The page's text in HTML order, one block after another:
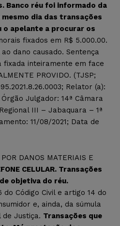
Banco réu foi informado da
dia das transações
apelante a procurar os
fixados em R$ 5.000.00.
dano causado. Sentença
fixada inteiramente em face
PROVIDO. (TJSP;
Relator (a):
Julgador: 14ª Câmara
III – Jabaquara – 1ª
11/08/2021; Data de
DANOS MATERIAIS E
CELULAR. Transações
objetiva do réu.
Código Civil e artigo 14 do
e, ainda, da súmula
de Justiça. Transações que